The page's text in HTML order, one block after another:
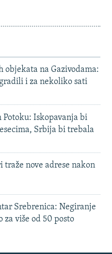
objekata na Gazivodama:
i za nekoliko sati
Iskopavanja bi
Srbija bi trebala
traže nove adrese nakon
Srebrenica: Negiranje
za više od 50 posto